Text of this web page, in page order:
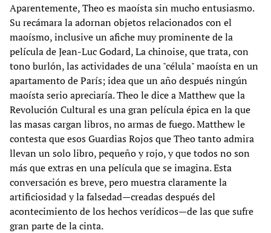
Aparentemente, Theo es maoísta sin mucho entusiasmo.
Su recámara la adornan objetos relacionados con el
maoísmo, inclusive un afiche muy prominente de la
película de Jean-Luc Godard, La chinoise, que trata, con
tono burlón, las actividades de una "célula" maoísta en un
apartamento de París; idea que un año después ningún
maoísta serio apreciaría. Theo le dice a Matthew que la
Revolución Cultural es una gran película épica en la que
las masas cargan libros, no armas de fuego. Matthew le
contesta que esos Guardias Rojos que Theo tanto admira
llevan un solo libro, pequeño y rojo, y que todos no son
más que extras en una película que se imagina. Esta
conversación es breve, pero muestra claramente la
artificiosidad y la falsedad—creadas después del
acontecimiento de los hechos verídicos—de las que sufre
gran parte de la cinta.